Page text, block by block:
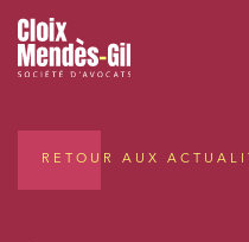
RETOUR AUX